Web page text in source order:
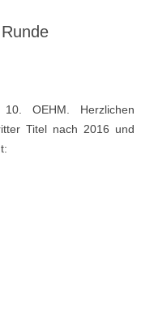
OEHM. Herzlichen
Titel nach 2016 und